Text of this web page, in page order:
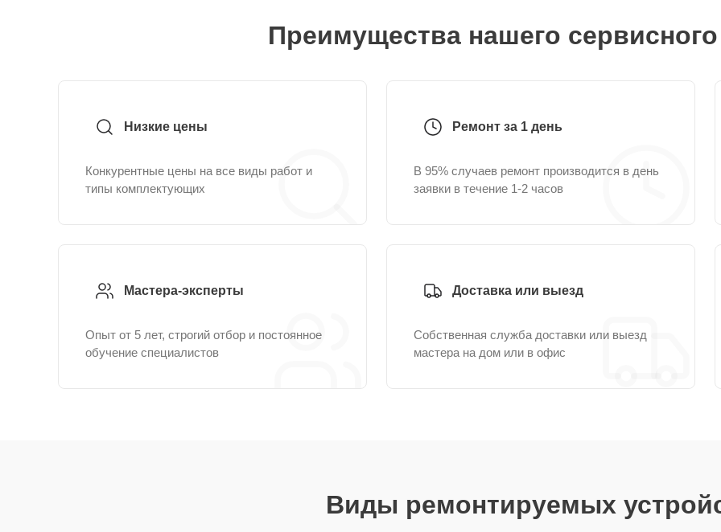
Преимущества нашего
Низкие цены
Конкурентные цены на все виды работ и
типы комплектующих
Ремонт за 1 день
В 95% случаев ремонт производится в день
заявки в течение 1-2 часов
Мастера-эксперты
Опыт от 5 лет, строгий отбор и постоянное
обучение специалистов
Доставка или выезд
Собственная служба доставки или выезд
мастера на дом или в офис
Виды ремонтируемых